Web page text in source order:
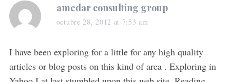
s
a
s
:
amedar consulting group
octubre 28, 2012 at 7:53 am
I have been exploring for a little for any high quality
articles or blog posts on this kind of area . Exploring in
r
: